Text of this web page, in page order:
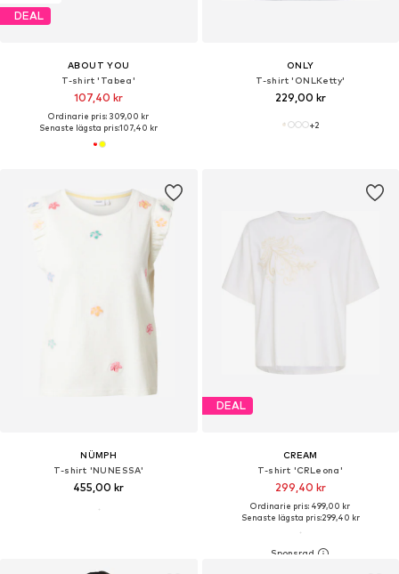
DEAL
ABOUT YOU
T-shirt 'Tabea'
107,40 kr
Ordinarie pris: 309,00 kr
Senaste lägsta pris:107,40 kr
ONLY
T-shirt 'ONLKetty'
229,00 kr
+2
NÜMPH
T-shirt 'NUNESSA'
455,00 kr
DEAL
CREAM
T-shirt 'CRLeona'
299,40 kr
Ordinarie pris: 499,00 kr
Senaste lägsta pris:299,40 kr